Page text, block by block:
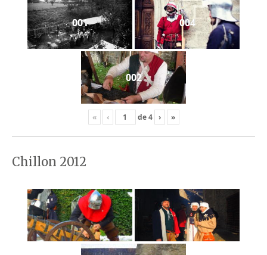
001 004
002
« ‹ de4 › »
Chillon 2012